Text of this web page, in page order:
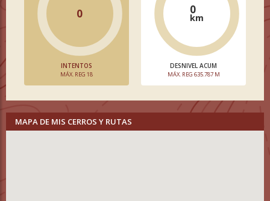
0
INTENTOS
MÁX. REG 18
0
km
DESNIVEL ACUM
MÁX. REG 635.787 M
MAPA DE MIS CERROS Y RUTAS